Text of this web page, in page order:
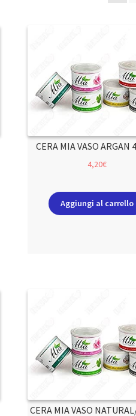
CERA MIA VASO ARGAN
4,20€
Aggiungi al carrello
CERA MIA VASO